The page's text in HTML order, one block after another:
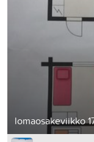
lomaosakeviikko